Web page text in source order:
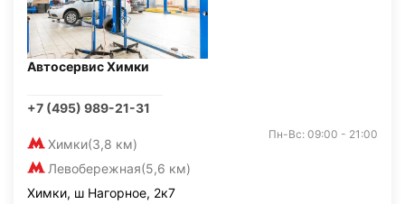
Автосервис Химки
+7 (495) 989-21-31
Химки(3,8 км)
Левобережная(5,6 км)
Пн-Вс: 09:00 - 21:00
Химки, ш Нагорное, 2к7